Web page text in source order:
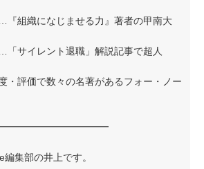
『組織になじませる力』著者の甲南大
「サイレント退職」解説記事で超人
・評価で数々の名著があるフォー・ノー
集部の井上です。